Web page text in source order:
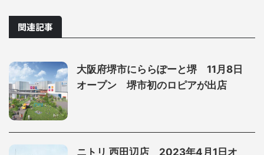
関連記事
大阪府堺市にららぽーと堺 11月8日
オープン 堺市初のロピアが出店
ニトリ 西田辺店 2023年4月1日オ